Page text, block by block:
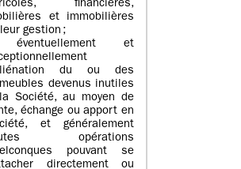
financières,
et immobilières
gestion ;
et
du ou des
devenus inutiles
Société, au moyen de
échange ou apport en
et généralement
opérations
pouvant se
directement ou